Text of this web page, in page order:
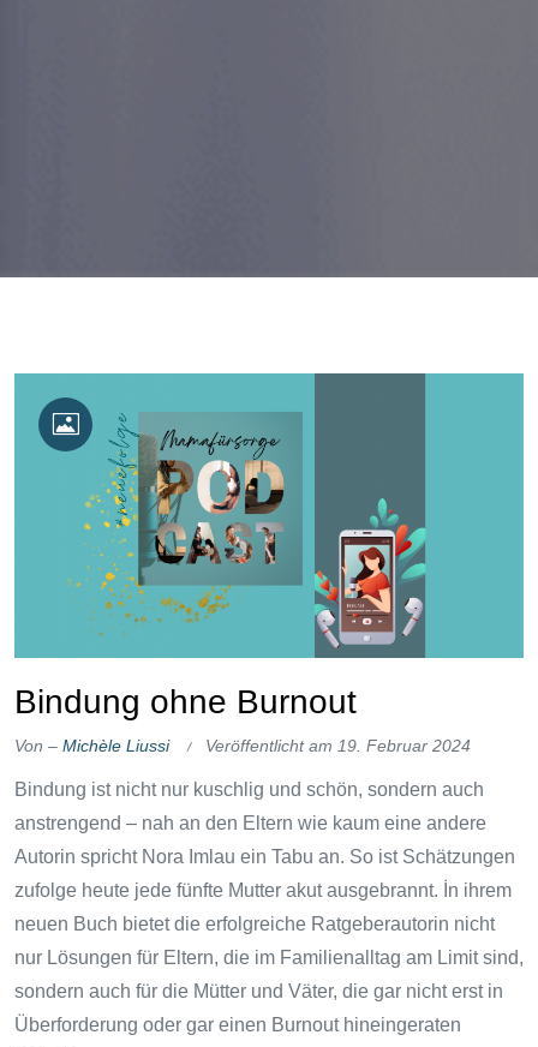
Bindung ohne Burnout
Von – Michèle Liussi Veröffentlicht am 19. Februar 2024
Bindung ist nicht nur kuschlig und schön, sondern auch
anstrengend – nah an den Eltern wie kaum eine andere
Autorin spricht Nora Imlau ein Tabu an. So ist Schätzungen
zufolge heute jede fünfte Mutter akut ausgebrannt. İn ihrem
neuen Buch bietet die erfolgreiche Ratgeberautorin nicht
nur Lösungen für Eltern, die im Familienalltag am Limit sind,
sondern auch für die Mütter und Väter, die gar nicht erst in
Überforderung oder gar einen Burnout hineingeraten